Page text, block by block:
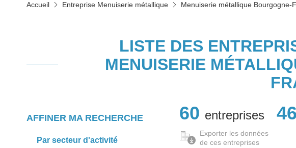
Accueil Entreprise Menuiserie métallique Menuiserie métallique Bourgogne-
LISTE DES
MENUISERIE
AFFINER MA RECHERCHE
Par secteur d'activité
60 entreprises
Exporter les données
de ces entreprises